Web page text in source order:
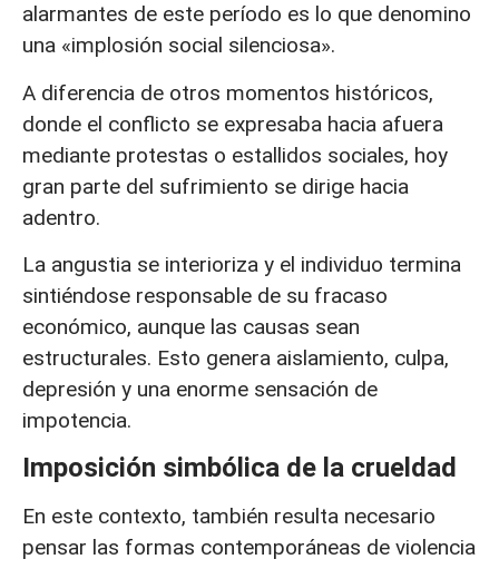
alarmantes de este período es lo que denomino
una «implosión social silenciosa».
A diferencia de otros momentos históricos,
donde el conflicto se expresaba hacia afuera
mediante protestas o estallidos sociales, hoy
gran parte del sufrimiento se dirige hacia
adentro.
La angustia se interioriza y el individuo termina
sintiéndose responsable de su fracaso
económico, aunque las causas sean
estructurales. Esto genera aislamiento, culpa,
depresión y una enorme sensación de
impotencia.
Imposición simbólica de la crueldad
En este contexto, también resulta necesario
pensar las formas contemporáneas de violencia